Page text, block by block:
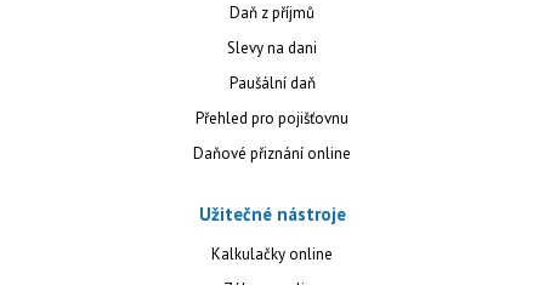
Daň z příjmů
Slevy na dani
Paušální daň
Přehled pro pojišťovnu
Daňové přiznání online
Užitečné nástroje
Kalkulačky online